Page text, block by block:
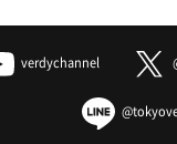
verdychannel